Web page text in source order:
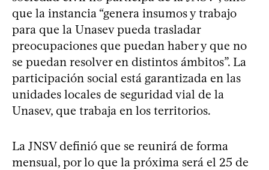
que la instancia “genera insumos y trabajo
para que la Unasev pueda trasladar
preocupaciones que puedan haber y que no
se puedan resolver en distintos ámbitos”. La
participación social está garantizada en las
unidades locales de seguridad vial de la
Unasev, que trabaja en los territorios.
La JNSV definió que se reunirá de forma
mensual, por lo que la próxima será el 25 de